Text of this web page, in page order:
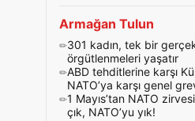
Armağan Tulun
301 kadın, tek bir
örgütlenmeleri yaşatır
ABD tehditlerine karşı
NATO’ya karşı genel
1 Mayıs’tan NATO
çık, NATO’yu yık!